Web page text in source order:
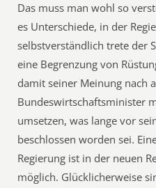
Das muss man wohl so
es Unterschiede, in der
selbstverständlich trete der
eine Begrenzung von
damit seiner Meinung nach
Bundeswirtschaftsminister
umsetzen, was lange vor
beschlossen worden sei.
Regierung ist in der neuen
möglich. Glücklicherweise